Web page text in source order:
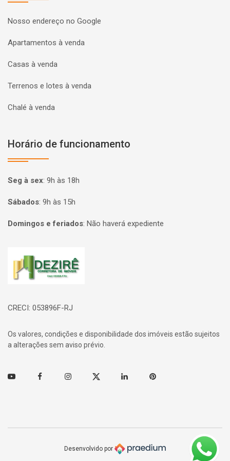
Nosso endereço no Google
Apartamentos à venda
Casas à venda
Terrenos e lotes à venda
Chalé à venda
Horário de funcionamento
Seg à sex: 9h às 18h
Sábados: 9h às 15h
Domingos e feriados: Não haverá expediente
Página inicial
CRECI: 053896F-RJ
Os valores, condições e disponibilidade dos imóveis estão sujeitos
a alterações sem aviso prévio.
Youtube FacebookInstagramTwitter Linkedin Pinterest
Desenvolvido por